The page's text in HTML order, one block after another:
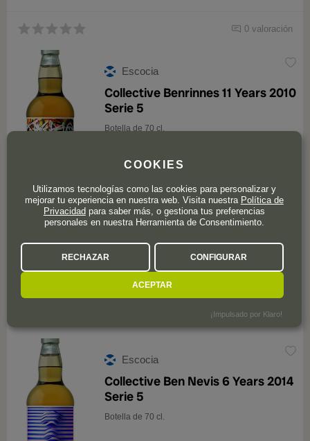
0 valoración
Escocia
Collective Benrinnes 11 Years 2010
Serie 5
Botella de 70 cl.
Este producto ya no está disponible
0 valoración
Escocia
Collective Ben Nevis 6 Years 2014
Serie 5
Botella de 70 cl.
COOKIES
Utilizamos tecnologías como las cookies para personalizar y
mejorar tu experiencia en nuestra web. Visita nuestra Política de
Privacidadpara saber más, o gestiona tus preferencias
personales en nuestra Herramienta de Consentimiento.
RECHAZAR CONFIGURAR
ACEPTAR
¡Impulsado por Klaro!